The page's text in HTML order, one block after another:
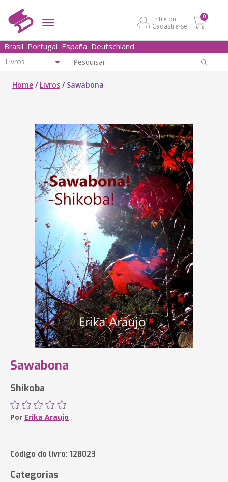
Entre ou
Cadastre-se
0
Brasil Portugal España Deutschland
Home / Livros / Sawabona
Sawabona
Shikoba
Por Erika Araujo
Código do livro: 128023
Categorias